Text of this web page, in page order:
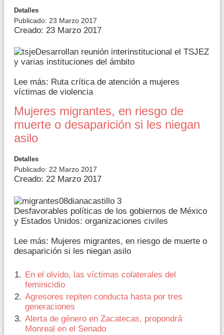
Detalles
Publicado: 23 Marzo 2017
Creado: 23 Marzo 2017
Desarrollan reunión interinstitucional el TSJEZ
y varias instituciones del ámbito
Lee más: Ruta crítica de atención a mujeres
víctimas de violencia
Mujeres migrantes, en riesgo de
muerte o desaparición si les niegan
asilo
Detalles
Publicado: 22 Marzo 2017
Creado: 22 Marzo 2017
Desfavorables políticas de los gobiernos de México
y Estados Unidos: organizaciones civiles
Lee más: Mujeres migrantes, en riesgo de muerte o
desaparición si les niegan asilo
En el olvido, las víctimas colaterales del
feminicidio
Agresores repiten conducta hasta por tres
generaciones
Alerta de género en Zacatecas, propondrá
Monreal en el Senado